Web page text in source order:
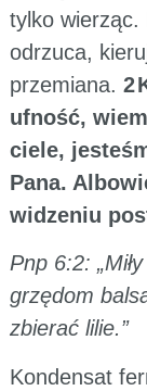
tylko wierząc.
odrzuca,
przemiana. 2
ufność,
ciele,
Pana.
widzeniu
Pnp 6:2:
grzędom
zbierać lilie.”
Kondensat